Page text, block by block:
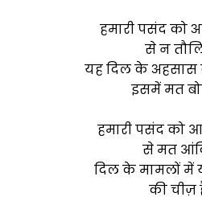
हमारी पसंद को
से न
यह दिल के अहसास
इसमें मत
हमारी पसंद को
से मत
दिल के मामलों
की चीज़